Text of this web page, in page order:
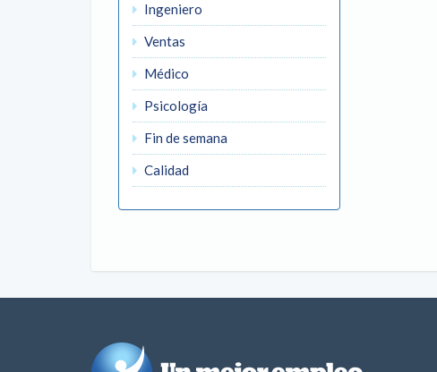
Ingeniero
Ventas
Médico
Psicología
Fin de semana
Calidad